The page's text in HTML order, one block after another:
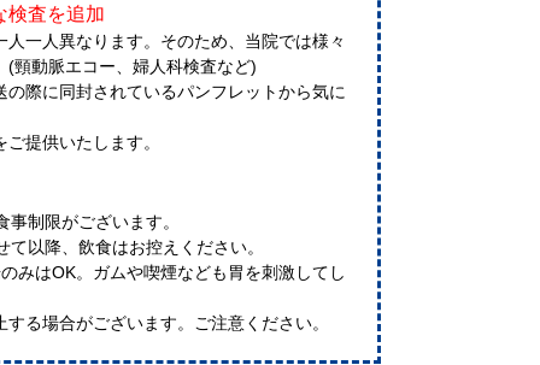
検査を追加
一人異なります。そのため、当院では様々
頸動脈エコー、婦人科検査など)
際に同封されているパンフレットから気に
提供いたします。
事制限がございます。
以降、飲食はお控えください。
みはOK。ガムや喫煙なども胃を刺激してし
る場合がございます。ご注意ください。